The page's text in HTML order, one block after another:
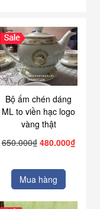
Bộ ấm chén dáng
ML to viền hạc logo
vàng thật
650.000₫ 480.000₫
Mua hàng